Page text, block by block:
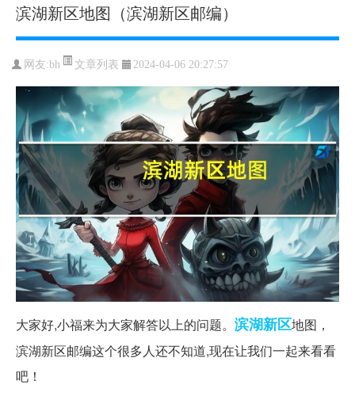
滨湖新区地图（滨湖新区邮编）
网友:bh 文章列表 2024-04-06 20:27:57
大家好,小福来为大家解答以上的问题。 滨湖新区地图，
滨湖新区邮编这个很多人还不知道,现在让我们一起来看看
吧！